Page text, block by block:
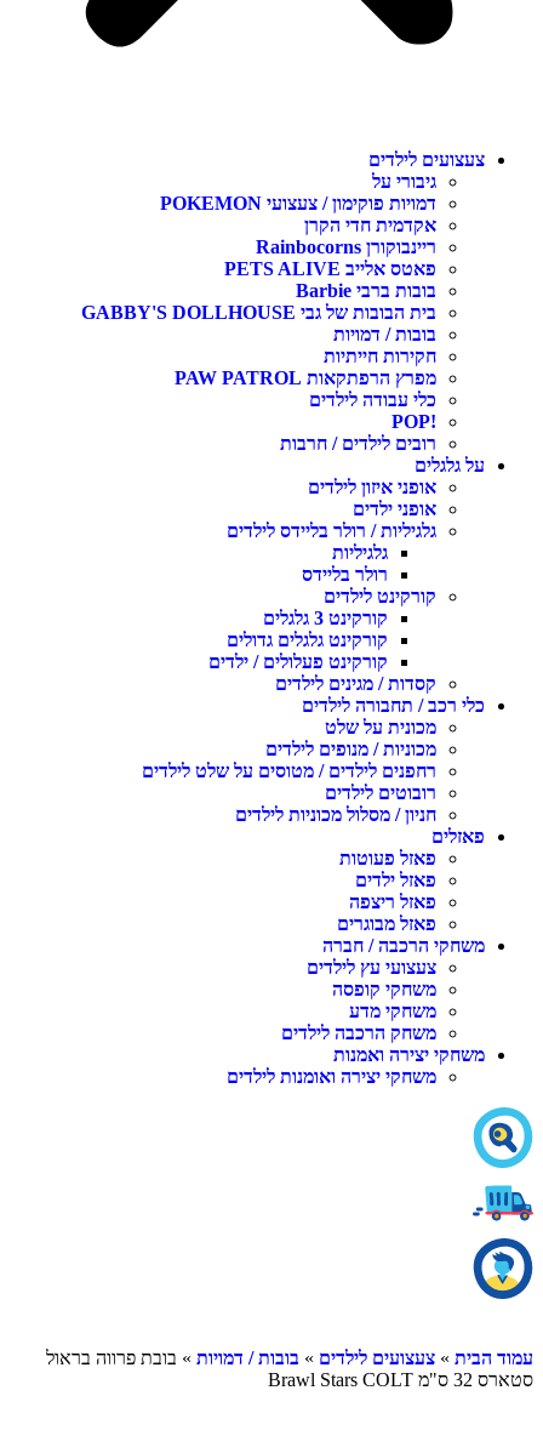
לילדים
גיבורי על
דמויות פוקימון / צעצועי POKEMON
אקדמית חדי הקרן
ריינבוקורן Rainbocorns
פאטס אלייב PETS ALIVE
בובות ברבי Barbie
בית הבובות של גבי GABBY'S DOLLHOUSE
בובות / דמויות
חקירות חייתיות
מפרץ הרפתקאות PAW PATROL
כלי עבודה לילדים
רובים לילדים / חרבות
גלגלים
אופני איזון לילדים
אופני ילדים
גלגיליות / רולר בליידס לילדים
גלגיליות
רולר בליידס
קורקינט לילדים
קורקינט 3 גלגלים
קורקינט גלגלים גדולים
קורקינט פעלולים / ילדים
קסדות / מגינים לילדים
רכב / תחבורה לילדים
מכונית על שלט
מכוניות / מנופים לילדים
רחפנים לילדים / מטוסים על שלט לילדים
רובוטים לילדים
חניון / מסלול מכוניות לילדים
פאזל פעוטות
פאזל ילדים
פאזל ריצפה
פאזל מבוגרים
הרכבה / חברה
צעצועי עץ לילדים
משחקי קופסה
משחקי מדע
משחק הרכבה לילדים
יצירה ואמנות
משחקי יצירה ואומנות לילדים
»צעצועים לילדים»בובות / דמויות» בובת פרווה בראול